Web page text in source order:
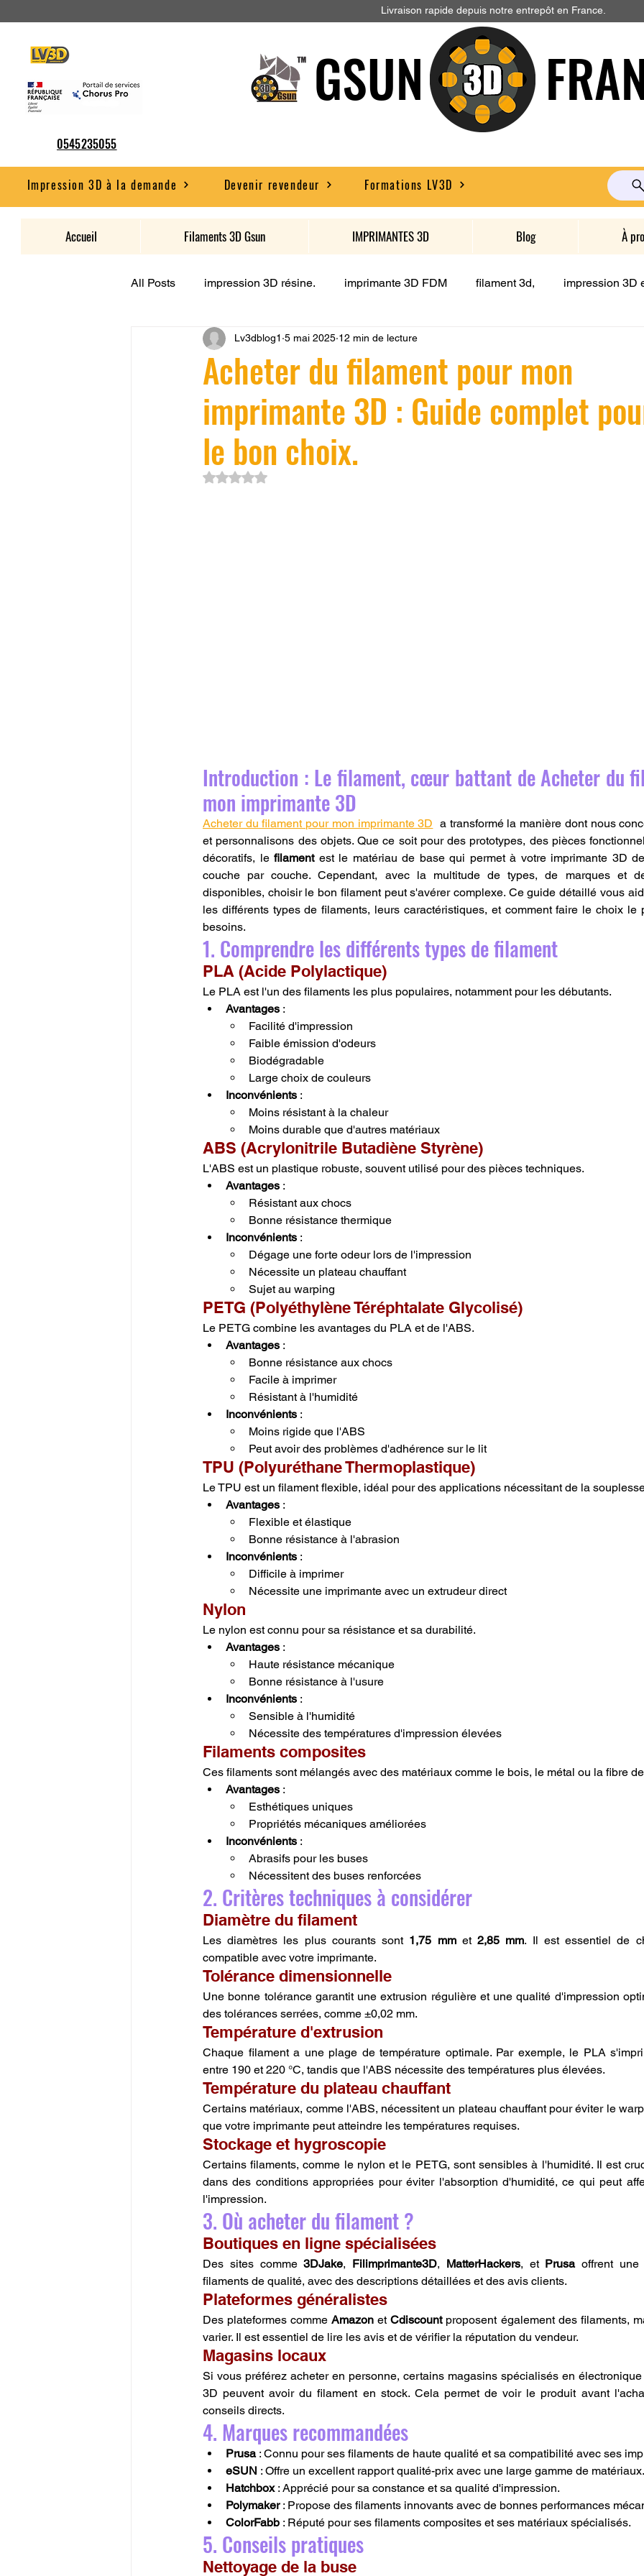
Livraison rapide depuis notre entrepôt en France.
0545235055
GSUN
Impression 3D à la demande Devenir revendeur Formations LV3D
Accueil Filaments 3D Gsun IMPRIMANTES 3D Blog À
All Posts impression 3D résine. imprimante 3D FDM filament 3d, impression 3D
CONCESSION LV3D JEU LV3D Formation
SCANNER 3D Formation à l'impression 3D CPF impression 3D à la demande
filament 3D Refaire une piece en 3D
Acheter du filament pour mon
imprimante 3D : Guide complet
le bon choix.
Lv3dblog1 5 mai 2025 12 min de lecture
Noté NaN étoiles sur 5.
Introduction : Le filament, cœur battant de Acheter du
mon imprimante 3D
Acheter du filament pour mon imprimante 3D a transformé la manière dont nous
et personnalisons des objets. Que ce soit pour des prototypes, des pièces
décoratifs, le filament est le matériau de base qui permet à votre imprimante 3D
couche par couche. Cependant, avec la multitude de types, de marques et
disponibles, choisir le bon filament peut s'avérer complexe. Ce guide détaillé vous
les différents types de filaments, leurs caractéristiques, et comment faire le choix le
besoins.
1. Comprendre les différents types de filament
PLA (Acide Polylactique)
Le PLA est l'un des filaments les plus populaires, notamment pour les débutants.
Avantages :
Facilité d'impression
Faible émission d'odeurs
Biodégradable
Large choix de couleurs
Inconvénients :
Moins résistant à la chaleur
Moins durable que d'autres matériaux
ABS (Acrylonitrile Butadiène Styrène)
L'ABS est un plastique robuste, souvent utilisé pour des pièces techniques.
Avantages :
Résistant aux chocs
Bonne résistance thermique
Inconvénients :
Dégage une forte odeur lors de l'impression
Nécessite un plateau chauffant
Sujet au warping
PETG (Polyéthylène Téréphtalate Glycolisé)
Le PETG combine les avantages du PLA et de l'ABS.
Avantages :
Bonne résistance aux chocs
Facile à imprimer
Résistant à l'humidité
Inconvénients :
Moins rigide que l'ABS
Peut avoir des problèmes d'adhérence sur le lit
TPU (Polyuréthane Thermoplastique)
Le TPU est un filament flexible, idéal pour des applications nécessitant de la
Avantages :
Flexible et élastique
Bonne résistance à l'abrasion
Inconvénients :
Difficile à imprimer
Nécessite une imprimante avec un extrudeur direct
Nylon
Le nylon est connu pour sa résistance et sa durabilité.
Avantages :
Haute résistance mécanique
Bonne résistance à l'usure
Inconvénients :
Sensible à l'humidité
Nécessite des températures d'impression élevées
Filaments composites
Ces filaments sont mélangés avec des matériaux comme le bois, le métal ou la fibre
Avantages :
Esthétiques uniques
Propriétés mécaniques améliorées
Inconvénients :
Abrasifs pour les buses
Nécessitent des buses renforcées
2. Critères techniques à considérer
Diamètre du filament
Les diamètres les plus courants sont 1,75 mm et 2,85 mm. Il est essentiel de
compatible avec votre imprimante.
Tolérance dimensionnelle
Une bonne tolérance garantit une extrusion régulière et une qualité d'impression
des tolérances serrées, comme ±0,02 mm.
Température d'extrusion
Chaque filament a une plage de température optimale. Par exemple, le PLA
entre 190 et 220 °C, tandis que l'ABS nécessite des températures plus élevées.
Température du plateau chauffant
Certains matériaux, comme l'ABS, nécessitent un plateau chauffant pour éviter le
que votre imprimante peut atteindre les températures requises.
Stockage et hygroscopie
Certains filaments, comme le nylon et le PETG, sont sensibles à l'humidité. Il est
dans des conditions appropriées pour éviter l'absorption d'humidité, ce qui peut
l'impression.
3. Où acheter du filament ?
Boutiques en ligne spécialisées
Des sites comme 3DJake, Filimprimante3D, MatterHackers, et Prusa offrent une
filaments de qualité, avec des descriptions détaillées et des avis clients.
Plateformes généralistes
Des plateformes comme Amazon et Cdiscount proposent également des filaments,
varier. Il est essentiel de lire les avis et de vérifier la réputation du vendeur.
Magasins locaux
Si vous préférez acheter en personne, certains magasins spécialisés en
3D peuvent avoir du filament en stock. Cela permet de voir le produit avant
conseils directs.
4. Marques recommandées
Prusa : Connu pour ses filaments de haute qualité et sa compatibilité avec ses
eSUN : Offre un excellent rapport qualité-prix avec une large gamme de matériaux.
Hatchbox : Apprécié pour sa constance et sa qualité d'impression.
Polymaker : Propose des filaments innovants avec de bonnes performances
ColorFabb : Réputé pour ses filaments composites et ses matériaux spécialisés.
5. Conseils pratiques
Nettoyage de la buse